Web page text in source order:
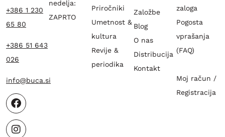
+386 1 230
65 80
+386 51 643
026
info@buca.si
nedelja:
ZAPRTO
Priročniki
Umetnost &
kultura
Revije &
periodika
Založbe
Blog
O nas
Distribucija
Kontakt
zaloga
Pogosta
vprašanja
(FAQ)
Moj račun /
Registracija